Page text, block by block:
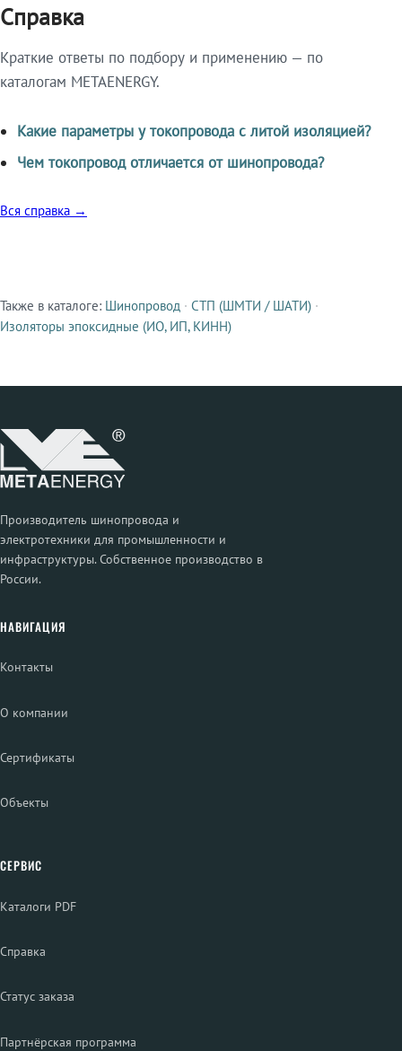
Справка
Краткие ответы по подбору и применению — по
каталогам METAENERGY.
Какие параметры у токопровода с литой изоляцией?
Чем токопровод отличается от шинопровода?
Вся справка →
Смежные продукты
Также в каталоге: Шинопровод · СТП (ШМТИ / ШАТИ) ·
Изоляторы эпоксидные (ИО, ИП, КИНН)
Производитель шинопровода и
электротехники для промышленности и
инфраструктуры. Собственное производство в
России.
НАВИГАЦИЯ
Контакты
О компании
Сертификаты
Объекты
СЕРВИС
Каталоги PDF
Справка
Статус заказа
Партнёрская программа